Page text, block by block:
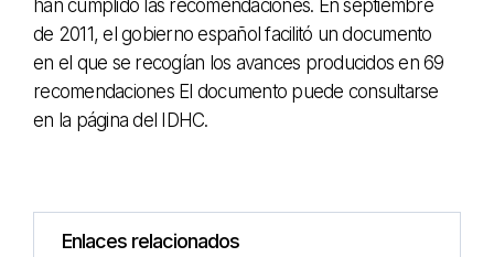
han cumplido las recomendaciones. En septiembre
de 2011, el gobierno español facilitó un documento
en el que se recogían los avances producidos en 69
recomendaciones El documento puede consultarse
en la página del IDHC.
Enlaces relacionados